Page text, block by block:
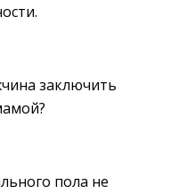
заключить
пола не